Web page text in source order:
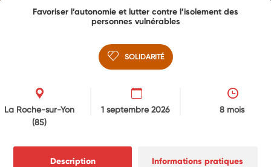
Favoriser l’autonomie et lutter contre l’isolement des
personnes vulnérables
SOLIDARITÉ
La Roche-sur-Yon
(85)
1 septembre 2026 8 mois
Description Informations pratiques